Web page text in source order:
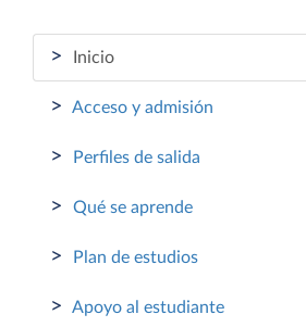
> Inicio
> Acceso y admisión
> Perfiles de salida
> Qué se aprende
> Plan de estudios
> Apoyo al estudiante